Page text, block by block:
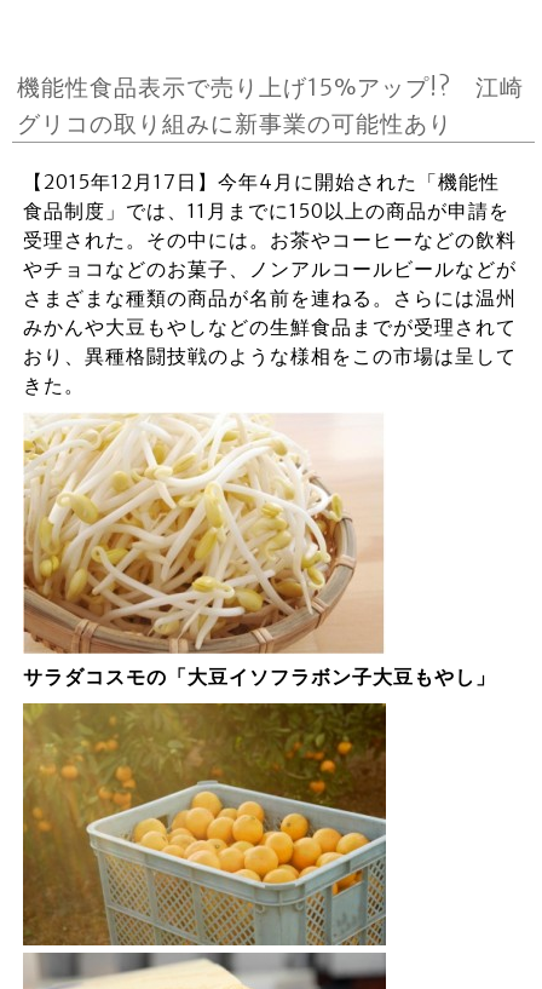
機能性食品表示で売り上げ15%アップ!? 江崎
グリコの取り組みに新事業の可能性あり
【2015年12月17日】今年4月に開始された「機能性
食品制度」では、11月までに150以上の商品が申請を
受理された。その中には。お茶やコーヒーなどの飲料
やチョコなどのお菓子、ノンアルコールビールなどが
さまざまな種類の商品が名前を連ねる。さらには温州
みかんや大豆もやしなどの生鮮食品までが受理されて
おり、異種格闘技戦のような様相をこの市場は呈して
きた。
サラダコスモの「大豆イソフラボン子大豆もやし」